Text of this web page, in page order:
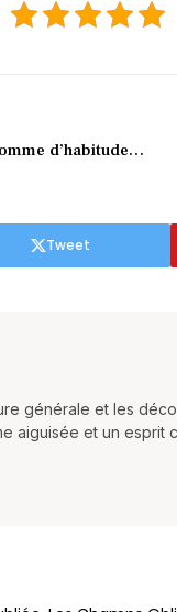
d’habitude…
Tweet
générale et les
aiguisée et un